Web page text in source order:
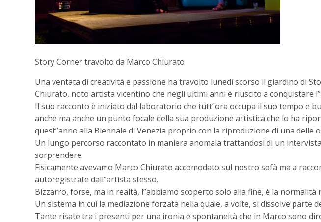
Story Corner travolto da Marco Chiurato
Una ventata di creatività e passione ha travolto lunedì scorso il giardino di
Chiurato, noto artista vicentino che negli ultimi anni è riuscito a conquistare
Il suo racconto è iniziato dal laboratorio che tutt”ora occupa il suo tempo e
anche ma anche un punto focale della sua produzione artistica che lo ha
quest”anno alla Biennale di Venezia proprio con la riproduzione di una
Un lungo percorso raccontato in maniera anomala trattandosi di un
sorprendere.
Fisicamente avevamo Marco Chiurato accomodato sul nostro sofà ma a
autoregistrate dall”artista stesso.
Bizzarro, forse, ma in realtà, l”abbiamo scoperto solo alla fine, è la
Un sistema in cui la mediazione forzata nella quale, a volte, si dissolve parte
Tante risate tra i presenti per una ironia e spontaneità che in Marco sono